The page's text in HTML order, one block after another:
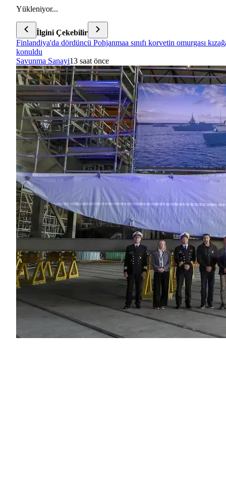
Yükleniyor...
İlgini Çekebilir
Finlandiya'da dördüncü Pohjanmaa sınıfı korvetin omurgası
konuldu
Savunma Sanayi13 saat önce